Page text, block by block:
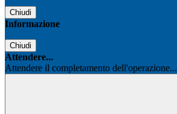
Chiudi
Informazione
Chiudi
Attendere...
Attendere il completamento dell'operazione...